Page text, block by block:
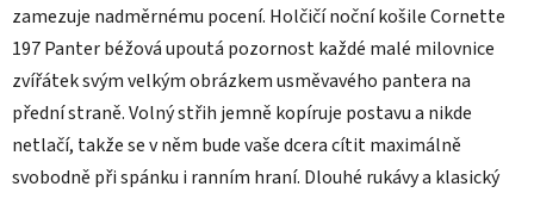
zamezuje nadměrnému pocení. Holčičí noční košile Cornette
197 Panter béžová upoutá pozornost každé malé milovnice
zvířátek svým velkým obrázkem usměvavého pantera na
přední straně. Volný střih jemně kopíruje postavu a nikde
netlačí, takže se v něm bude vaše dcera cítit maximálně
svobodně při spánku i ranním hraní. Dlouhé rukávy a klasický